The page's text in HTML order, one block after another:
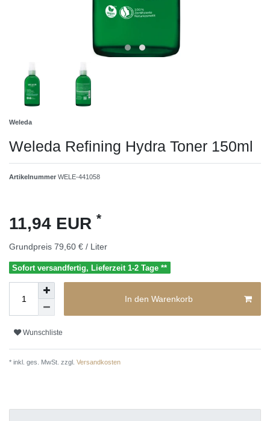
Weleda
Weleda Refining Hydra Toner 150ml
Artikelnummer WELE-441058
11,94 EUR *
Grundpreis 79,60 € / Liter
Sofort versandfertig, Lieferzeit 1-2 Tage **
In den Warenkorb
Wunschliste
* inkl. ges. MwSt. zzgl. Versandkosten